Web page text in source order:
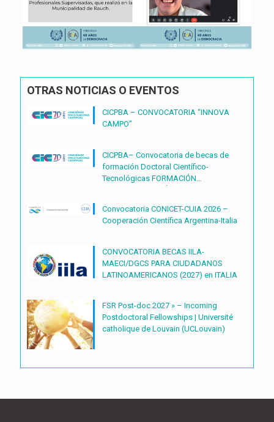
OTRAS NOTICIAS O EVENTOS
CICPBA – CONVOCATORIA “INNOVA
CAMPO”
CICPBA– Convocatoria de becas de
formación Doctoral Científico-
Tecnológicas FORMACIÓN
Convocatoria CONICET-CUIA 2026 –
Cooperación Científica Argentina-Italia
CONVOCATORIA BECAS IILA-
MAECI/DGCS PARA CIUDADANOS
LATINOAMERICANOS (2027) en ITALIA
FSR Post-doc 2027 » – Incoming
Postdoctoral Fellowships | Université
catholique de Louvain (UCLouvain)